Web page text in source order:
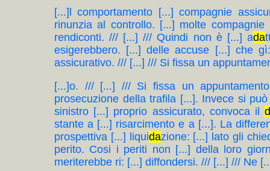
[...]l comportamento [...] compagnie
rinunzia al controllo. [...] molte
rendiconti. /// [...] /// Quindi non è [...] ada
esigerebbero. [...] delle accuse [...] che
assicurativo. /// [...] /// Si fissa un
[...]o. /// [...] /// Si fissa un
prosecuzione della trafila [...]. Invece si
sinistro [...] proprio assicurato, convoca il
stante a [...] risarcimento e a [...]. La
prospettiva [...] liquidazione: [...] lato gli
perito. Cosi i periti non [...] della loro
meriterebbe ri: [...] diffondersi. /// [...] /// Ne